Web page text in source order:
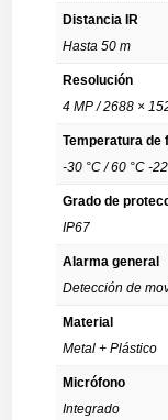
Distancia IR
Hasta 50 m
Resolución
4 MP / 2688 ×
Temperatura de
-30 °C / 60 °C -
Grado de
IP67
Alarma general
Detección de
Material
Metal + Plástico
Micrófono
Integrado